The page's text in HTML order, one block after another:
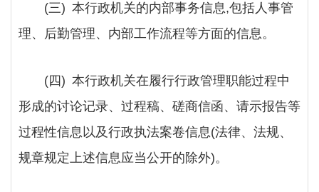
(三) 本行政机关的内部事务信息,包括人事管
理、后勤管理、内部工作流程等方面的信息。
(四) 本行政机关在履行行政管理职能过程中
形成的讨论记录、过程稿、磋商信函、请示报告等
过程性信息以及行政执法案卷信息(法律、法规、
规章规定上述信息应当公开的除外)。